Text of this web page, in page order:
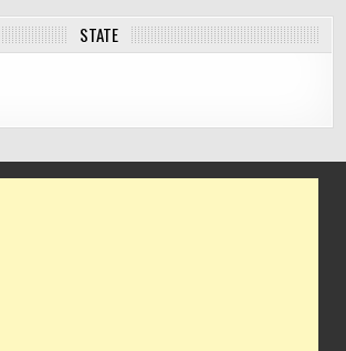
STATE